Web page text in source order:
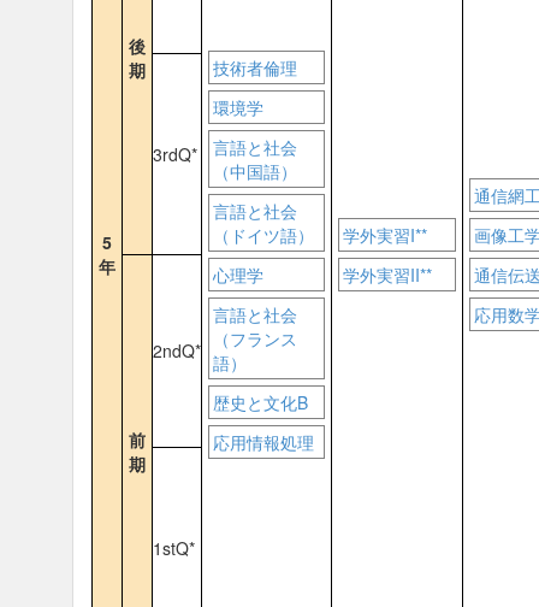
5
年
後
期
技術者倫理
環境学
言語と社会
（中国語）
言語と社会
（ドイツ語）
心理学
言語と社会
（フランス
語）
歴史と文化B
応用情報処理
学外実習I**
学外実習II**
通信網
画像工
通信伝
応用数
3rdQ*
前
期
2ndQ*
1stQ*